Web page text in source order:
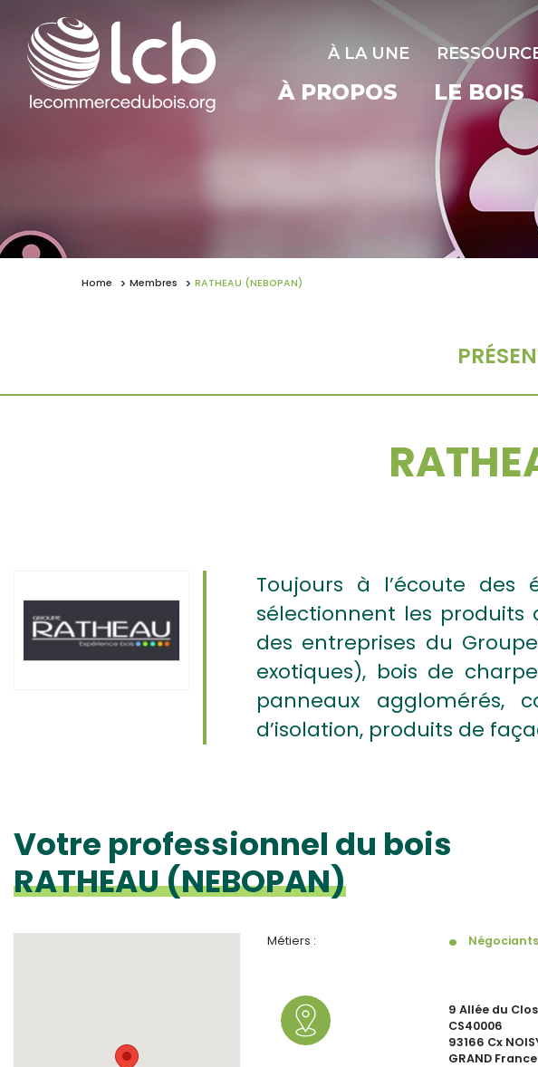
À LA UNE
À PROPOS LE BOIS
Home Membres RATHEAU (NEBOPAN)
Toujours à l’écoute des
sélectionnent les produits
des entreprises du
exotiques), bois de
panneaux agglomérés,
d’isolation, produits de
Votre professionnel du bois
RATHEAU (NEBOPAN)
Métiers : Négociants
9 Allée du
CS40006
93166 Cx
GRAND France